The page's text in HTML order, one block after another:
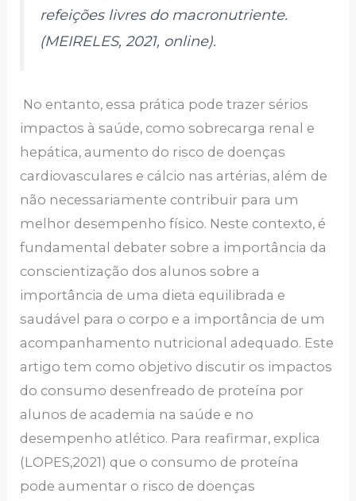
refeições livres do macronutriente.
(MEIRELES, 2021, online).
No entanto, essa prática pode trazer sérios
impactos à saúde, como sobrecarga renal e
hepática, aumento do risco de doenças
cardiovasculares e cálcio nas artérias, além de
não necessariamente contribuir para um
melhor desempenho físico. Neste contexto, é
fundamental debater sobre a importância da
conscientização dos alunos sobre a
importância de uma dieta equilibrada e
saudável para o corpo e a importância de um
acompanhamento nutricional adequado. Este
artigo tem como objetivo discutir os impactos
do consumo desenfreado de proteína por
alunos de academia na saúde e no
desempenho atlético. Para reafirmar, explica
(LOPES,2021) que o consumo de proteína
pode aumentar o risco de doenças